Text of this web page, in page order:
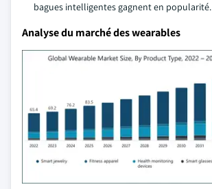
bagues intelligentes gagnent en popularité.
Analyse du marché des wearables